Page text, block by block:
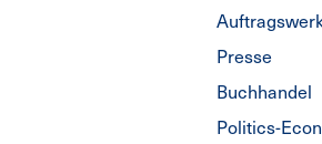
Presse
Buchhandel
Politics-